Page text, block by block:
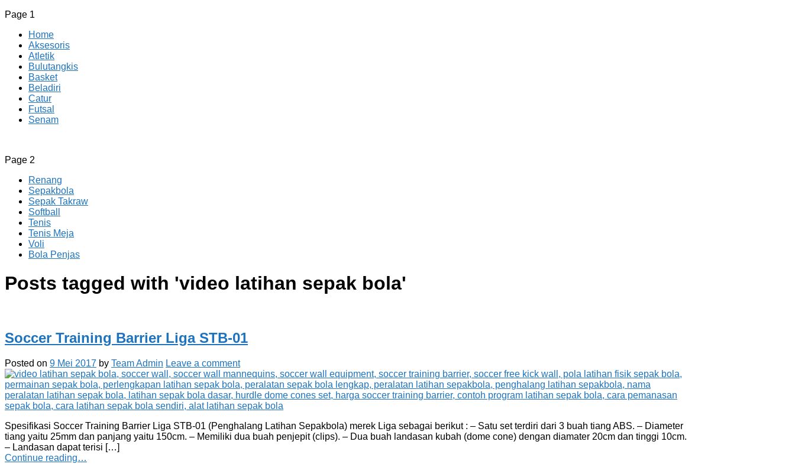
Page 1
Home
Aksesoris
Atletik
Bulutangkis
Basket
Beladiri
Catur
Futsal
Senam
CV JAYA BERSAMA Co Id
Menyediakan Semua Perlengkapan Olahraga Yang Lengkap, Berkualitas Dengan Harga Yang Murah
Page 2
Renang
Sepakbola
Sepak Takraw
Softball
Tenis
Tenis Meja
Voli
Bola Penjas
Posts tagged with 'video latihan sepak bola'
Soccer Training Barrier Liga STB-01
Posted on 9 Mei 2017 by Team Admin Leave a comment
Spesifikasi Soccer Training Barrier Liga STB-01 (Penghalang Latihan Sepakbola) merek Liga sebagai berikut : – Satu set terdiri dari 3 buah tiang ABS. – Diameter
tiang yaitu 25mm dan panjang yaitu 150cm. – Memiliki dua buah penjepit (clips). – Dua buah landasan kubah (dome cone) dengan diamater 20cm dan tinggi 10cm.
– Landasan dapat terisi […]
Continue reading…